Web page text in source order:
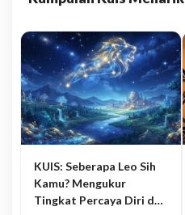
KUIS: Seberapa Leo Sih
Kamu? Mengukur
Tingkat Percaya Diri dan